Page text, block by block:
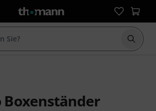
Suche
Boxenständer